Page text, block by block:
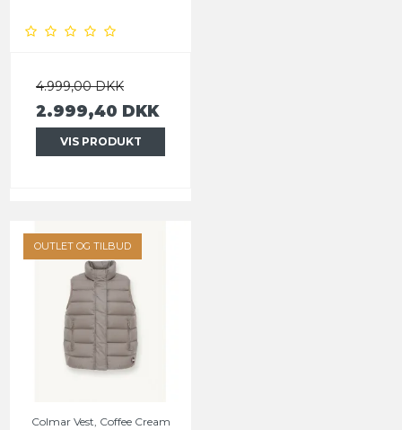
4.999,00 DKK
2.999,40 DKK
VIS PRODUKT
OUTLET OG TILBUD
Colmar Vest, Coffee Cream